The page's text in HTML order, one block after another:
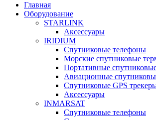
Главная
Оборудование
STARLINK
Аксессуары
IRIDIUM
Спутниковые телефоны
Морские спутниковые
Портативные
Авиационные
Спутниковые GPS
Аксессуары
INMARSAT
Спутниковые телефоны